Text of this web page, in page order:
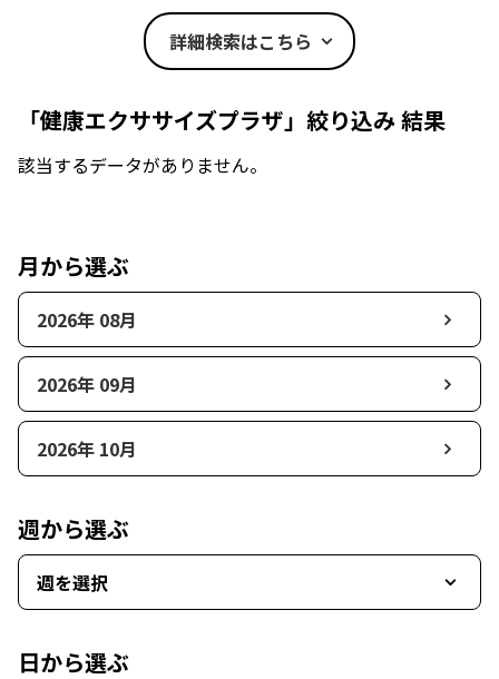
詳細検索はこちら
「健康エクササイズプラザ」絞り込み 結果
該当するデータがありません。
月から選ぶ
2026年 08月
2026年 09月
2026年 10月
週から選ぶ
週を選択
日から選ぶ